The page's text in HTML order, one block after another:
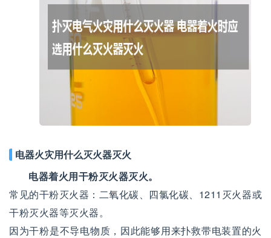
电器火灾用什么灭火器灭火
电器着火用干粉灭火器灭火。
常见的干粉灭火器：二氧化碳、四氯化碳、1211灭火器或
干粉灭火器等灭火器。
因为干粉是不导电物质，因此能够用来扑救带电装置的火